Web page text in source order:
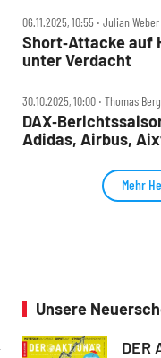
06.11.2025, 10:55 ‧ Julian Weber
Short‑Attacke auf
unter Verdacht
30.10.2025, 10:00 ‧ Thomas
Adidas, Airbus,
Chemie im Check
Mehr
Unsere
DER